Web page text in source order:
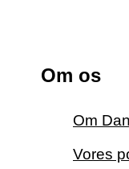
Om os
Om
Vores